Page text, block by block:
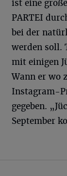
ist eine
PARTEI
bei der
werden soll.
mit einigen
Wann er wo
Instagram-
gegeben.
September